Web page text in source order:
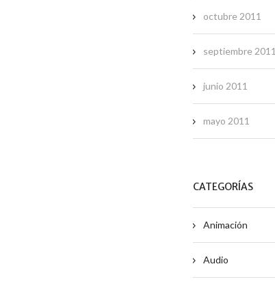
octubre 2011
septiembre 2011
junio 2011
mayo 2011
CATEGORÍAS
Animación
Audio